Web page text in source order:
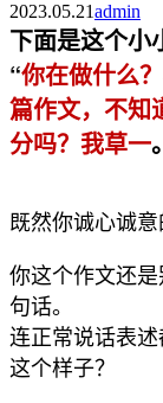
2023.05.21admin
下面是这个小
“你在做什么
篇作文，不知
分吗？我草一
既然你诚心诚
你这个作文还
句话。
连正常说话表
这个样子？